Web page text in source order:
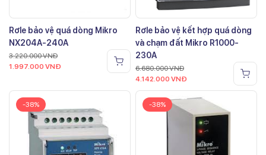
Rơle bảo vệ quá dòng Mikro
NX204A-240A
3.220.000VNĐ
1.997.000 VNĐ
Rơle bảo vệ kết hợp quá dòng
và chạm đất Mikro R1000-
230A
6.680.000VNĐ
4.142.000 VNĐ
-38% -38%